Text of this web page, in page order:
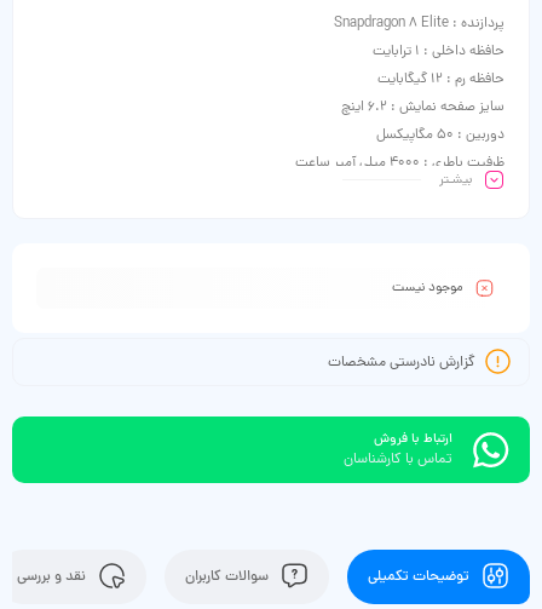
پردازنده : Snapdragon 8 Elite
حافظه داخلی : 1 ترابایت
حافظه رم : 12 گیگابایت
سایز صفحه نمایش : 6.2 اینچ
دوربین : 50 مگاپیکسل
ظرفیت باطری : 4000 میلی آمپر ساعت
بیشـتر
موجود نیست
گزارش نادرستی مشخصات
ارتباط با فروش
تماس با کارشناسان
توضیحات تکمیلی سوالات کاربران نقد و بررسی